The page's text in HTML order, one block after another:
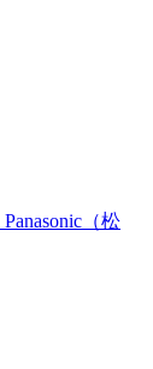
Panasonic（松